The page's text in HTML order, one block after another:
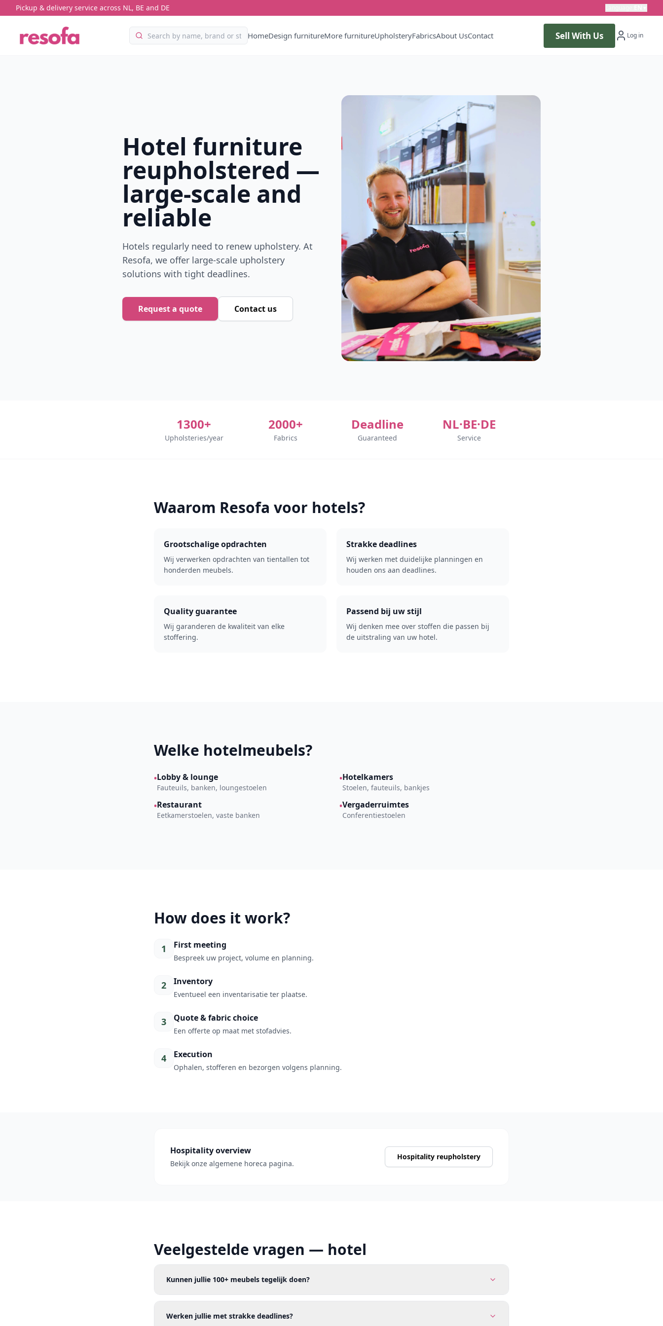
Pickup & delivery service across NL, BE and DE
HomeDesign furnitureMore furnitureUpholsteryFabricsAbout UsContact Sell With Us Log in
Hotel furniture
reupholstered —
large-scale and
reliable
Hotels regularly need to renew upholstery. At
Resofa, we offer large-scale upholstery
solutions with tight deadlines.
Request a quote Contact us
1300+
Upholsteries/year
2000+
Fabrics
Deadline
Guaranteed
NL·BE·DE
Service
Waarom Resofa voor hotels?
Grootschalige opdrachten
Wij verwerken opdrachten van tientallen tot
honderden meubels.
Strakke deadlines
Wij werken met duidelijke planningen en
houden ons aan deadlines.
Quality guarantee
Wij garanderen de kwaliteit van elke
stoffering.
Passend bij uw stijl
Wij denken mee over stoffen die passen bij
de uitstraling van uw hotel.
Welke hotelmeubels?
•Lobby & lounge
Fauteuils, banken, loungestoelen
•Hotelkamers
Stoelen, fauteuils, bankjes
•Restaurant
Eetkamerstoelen, vaste banken
•Vergaderruimtes
Conferentiestoelen
How does it work?
1 First meeting
Bespreek uw project, volume en planning.
2 Inventory
Eventueel een inventarisatie ter plaatse.
3 Quote & fabric choice
Een offerte op maat met stofadvies.
4 Execution
Ophalen, stofferen en bezorgen volgens planning.
Hospitality overview
Bekijk onze algemene horeca pagina.
Hospitality reupholstery
Veelgestelde vragen — hotel
Kunnen jullie 100+ meubels tegelijk doen?
Werken jullie met strakke deadlines?